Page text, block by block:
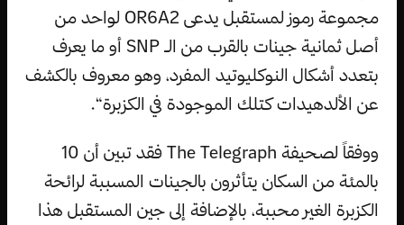
مجموعة رموز لمستقبل يدعى OR6A2 لواحد من
أصل ثمانية جينات بالقرب من الـ SNP أو ما يعرف
بتعدد أشكال النوكليوتيد المفرد، وهو معروف بالكشف
عن الألدهيدات كتلك الموجودة في الكزبرة“.
ووفقاً لصحيفة The Telegraph فقد تبين أن 10
بالمئة من السكان يتأثرون بالجينات المسببة لرائحة
الكزبرة الغير محببة، بالإضافة إلى جين المستقبل هذا